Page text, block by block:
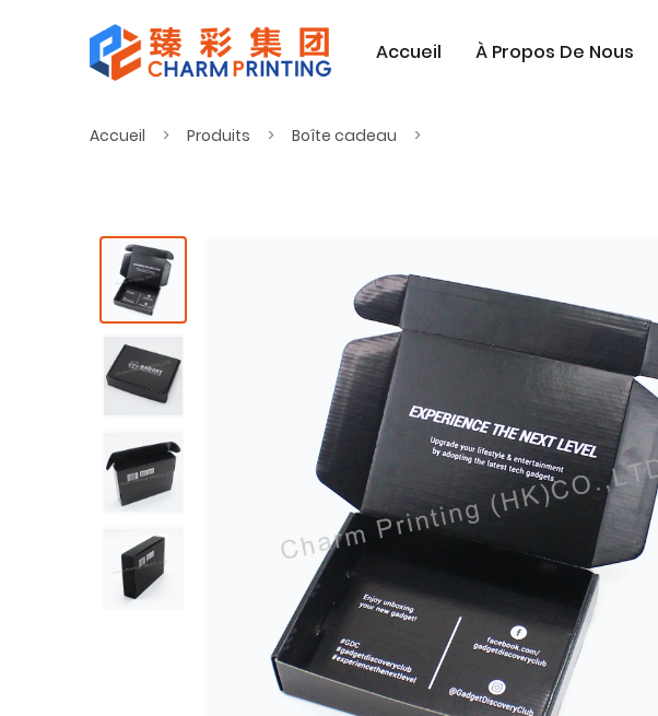
Accueil À Propos De Nous
Accueil Produits Boîte cadeau